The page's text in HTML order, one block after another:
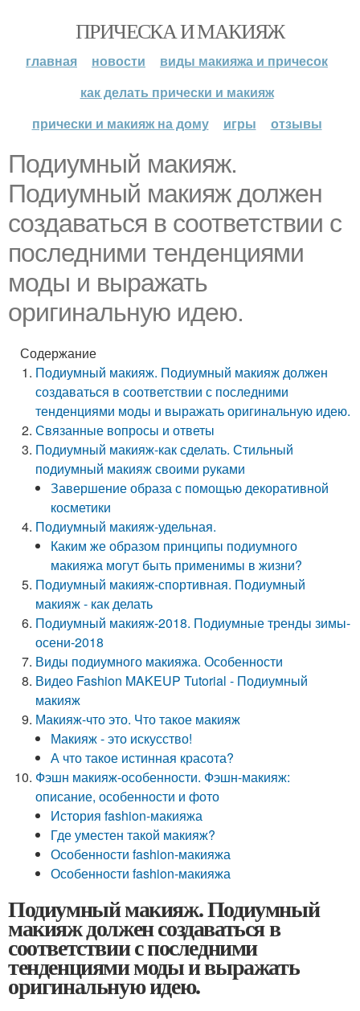
ПРИЧЕСКА И МАКИЯЖ
главная новости
виды макияжа и причесок
как делать прически и макияж
прически и макияж на дому
игры отзывы
Подиумный макияж.
Подиумный макияж должен
создаваться в соответствии с
последними тенденциями
моды и выражать
оригинальную идею.
Содержание
Подиумный макияж. Подиумный макияж должен
создаваться в соответствии с последними
тенденциями моды и выражать оригинальную идею.
Связанные вопросы и ответы
Подиумный макияж-как сделать. Стильный
подиумный макияж своими руками
Завершение образа с помощью декоративной
косметики
Подиумный макияж-удельная.
Каким же образом принципы подиумного
макияжа могут быть применимы в жизни?
Подиумный макияж-спортивная. Подиумный
макияж - как делать
Подиумный макияж-2018. Подиумные тренды зимы-
осени-2018
Виды подиумного макияжа. Особенности
Видео Fashion MAKEUP Tutorial - Подиумный
макияж
Макияж-что это. Что такое макияж
Макияж - это искусство!
А что такое истинная красота?
Фэшн макияж-особенности. Фэшн-макияж:
описание, особенности и фото
История fashion-макияжа
Где уместен такой макияж?
Особенности fashion-макияжа
Особенности fashion-макияжа
Подиумный макияж. Подиумный
макияж должен создаваться в
соответствии с последними
тенденциями моды и выражать
оригинальную идею.